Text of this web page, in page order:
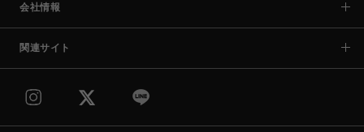
会社情報
関連サイト